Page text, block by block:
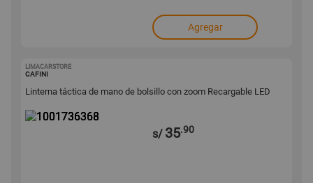
Agregar
LIMACARSTORE
CAFINI
Linterna táctica de mano de bolsillo con zoom Recargable LED
s/ 35.90